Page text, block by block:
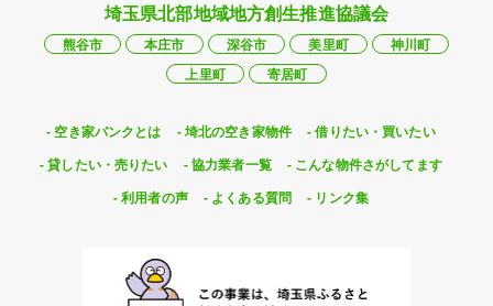
埼玉県北部地域地方創生推進協議会
熊谷市 本庄市 深谷市 美里町
神川町
上里町
寄居町
空き家バンクとは 埼北の空き家物件
借りたい・買いたい
貸したい・売りたい
協力業者一覧
こんな物件さがしてます
利用者の声
よくある質問 リンク集